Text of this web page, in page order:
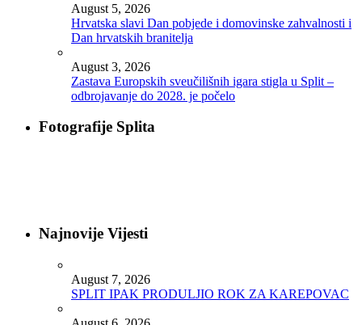
August 5, 2026
Hrvatska slavi Dan pobjede i domovinske zahvalnosti i
Dan hrvatskih branitelja
August 3, 2026
Zastava Europskih sveučilišnih igara stigla u Split –
odbrojavanje do 2028. je počelo
Fotografije Splita
Najnovije Vijesti
August 7, 2026
SPLIT IPAK PRODULJIO ROK ZA KAREPOVAC